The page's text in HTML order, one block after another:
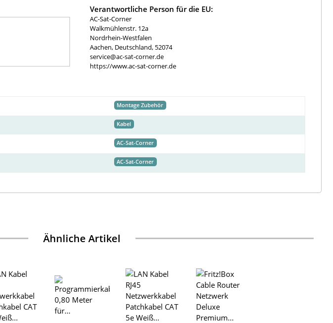
Verantwortliche Person für die EU:
AC-Sat-Corner
Walkmühlenstr. 12a
Nordrhein-Westfalen
Aachen, Deutschland, 52074
service@ac-sat-corner.de
https://www.ac-sat-corner.de
Montage Zubehör
Kabel
AC-Sat-Corner
AC-Sat-Corner
Ähnliche Artikel